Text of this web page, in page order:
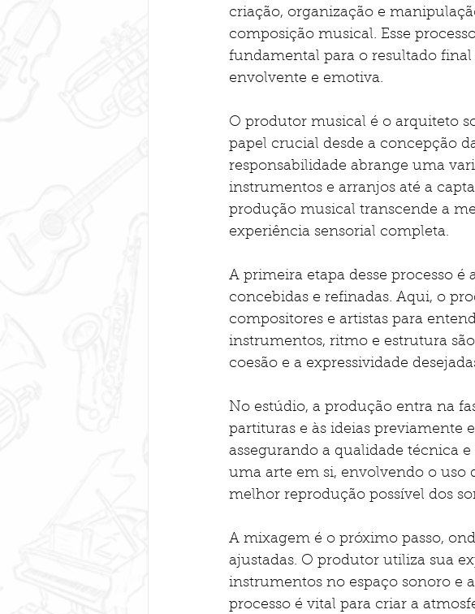
criação, organização e
composição musical. Esse
fundamental para o resultado final
envolvente e emotiva.
O produtor musical é o arquiteto
papel crucial desde a concepção
responsabilidade abrange uma
instrumentos e arranjos até a
produção musical transcende a
experiência sensorial completa.
A primeira etapa desse processo
concebidas e refinadas. Aqui, o
compositores e artistas para
instrumentos, ritmo e estrutura
coesão e a expressividade
No estúdio, a produção entra na
partituras e às ideias previamente
assegurando a qualidade técnica
uma arte em si, envolvendo o uso
melhor reprodução possível dos
A mixagem é o próximo passo,
ajustadas. O produtor utiliza sua
instrumentos no espaço sonoro e
processo é vital para criar a